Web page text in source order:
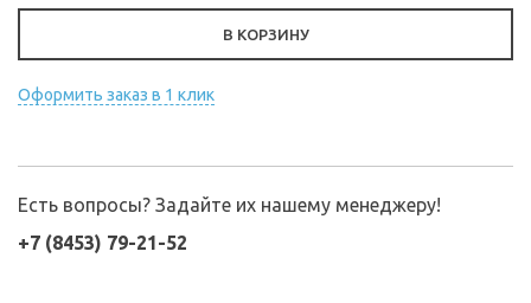
В КОРЗИНУ
Оформить заказ в 1 клик
Есть вопросы? Задайте их нашему менеджеру!
+7 (8453) 79-21-52